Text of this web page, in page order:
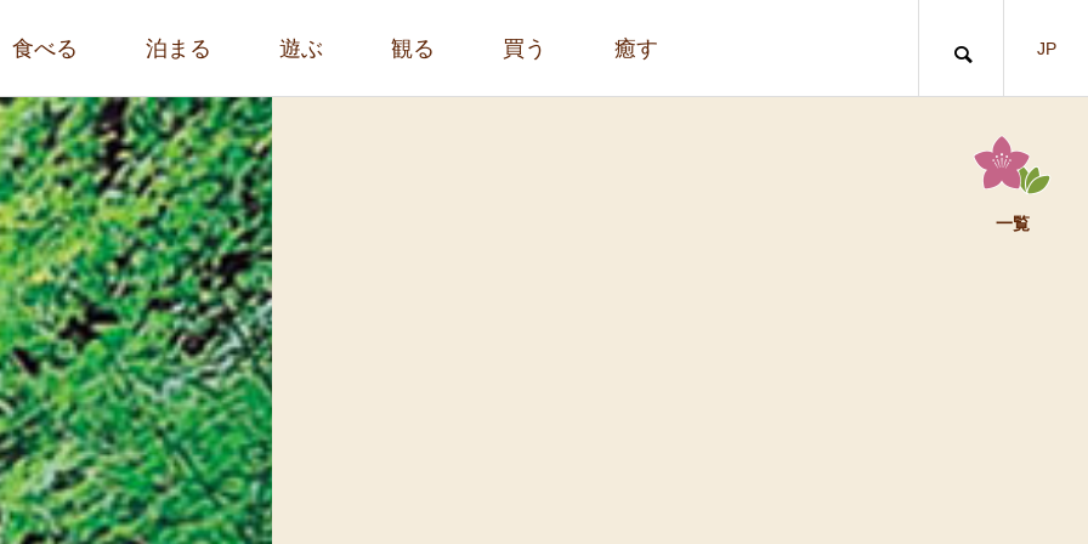
食べる 泊まる 遊ぶ 観る 買う 癒す JP
一覧